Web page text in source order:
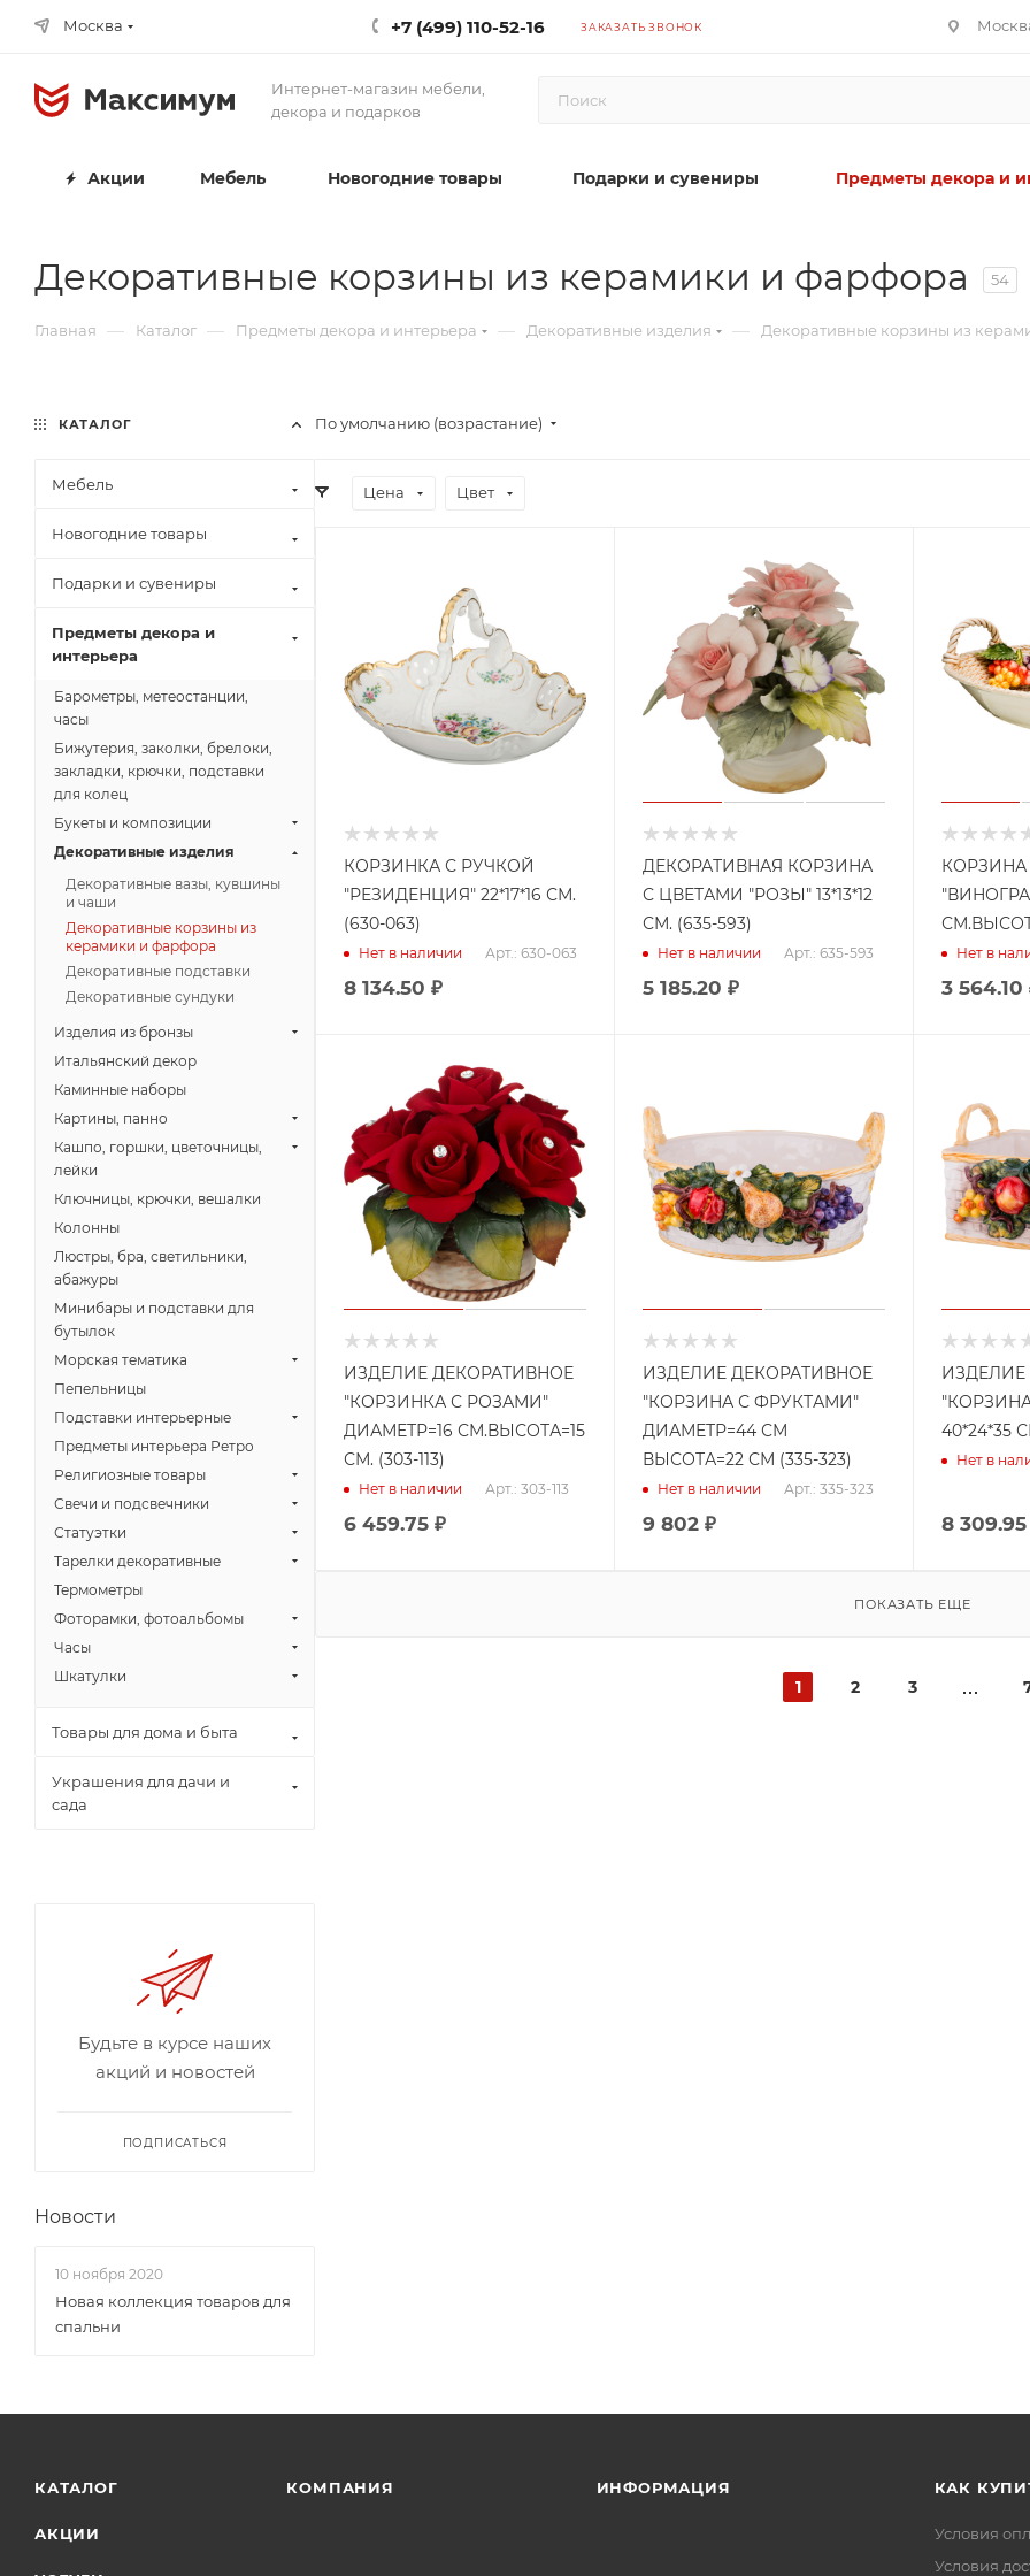
Москва +7 (499) 110-52-16 ЗАКАЗАТЬ ЗВОНОК
Интернет-магазин мебели,
декора и подарков
Акции Мебель Новогодние товары Подарки и сувениры Предметы декора и
Декоративные корзины из керамики и фарфора 54
Главная — Каталог — Предметы декора и интерьера — Декоративные изделия — Декоративные корзины из
По умолчанию (возрастание)
Цена Цвет
КОРЗИНКА С РУЧКОЙ
"РЕЗИДЕНЦИЯ" 22*17*16 СМ.
(630-063)
Нет в наличии Арт.: 630-063
8 134.50 ₽
ДЕКОРАТИВНАЯ КОРЗИНА
С ЦВЕТАМИ "РОЗЫ" 13*13*12
СМ. (635-593)
Нет в наличии Арт.: 635-593
5 185.20 ₽
Нет в
3 564.10
ИЗДЕЛИЕ ДЕКОРАТИВНОЕ
"КОРЗИНКА С РОЗАМИ"
ДИАМЕТР=16 СМ.ВЫСОТА=15
СМ. (303-113)
Нет в наличии Арт.: 303-113
6 459.75 ₽
ИЗДЕЛИЕ ДЕКОРАТИВНОЕ
"КОРЗИНА С ФРУКТАМИ"
ДИАМЕТР=44 СМ
ВЫСОТА=22 СМ (335-323)
Нет в наличии Арт.: 335-323
9 802₽
ИЗДЕЛИЕ
40*24*35
Нет в
8 309.95
ПОКАЗАТЬ ЕЩЕ
1 2 3
КАТАЛОГ
Мебель
Новогодние товары
Подарки и сувениры
Предметы декора и
интерьера
Барометры, метеостанции,
часы
Бижутерия, заколки, брелоки,
закладки, крючки, подставки
для колец
Букеты и композиции
Декоративные изделия
Декоративные вазы, кувшины
и чаши
Декоративные корзины из
керамики и фарфора
Декоративные подставки
Декоративные сундуки
Изделия из бронзы
Итальянский декор
Каминные наборы
Картины, панно
Кашпо, горшки, цветочницы,
лейки
Ключницы, крючки, вешалки
Колонны
Люстры, бра, светильники,
абажуры
Минибары и подставки для
бутылок
Морская тематика
Пепельницы
Подставки интерьерные
Предметы интерьера Ретро
Религиозные товары
Свечи и подсвечники
Статуэтки
Тарелки декоративные
Термометры
Фоторамки, фотоальбомы
Часы
Шкатулки
Товары для дома и быта
Украшения для дачи и
сада
Будьте в курсе наших
акций и новостей
ПОДПИСАТЬСЯ
Новости
10 ноября 2020
Новая коллекция товаров для
спальни
КАТАЛОГ
АКЦИИ
КОМПАНИЯ ИНФОРМАЦИЯ КАК
Условия
Условия